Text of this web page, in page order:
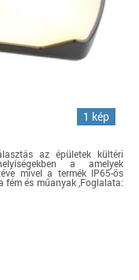
1 kép
az épületek kültéri
a amelyek
mivel a termék IP65-ös
fém és műanyak ,Foglalata: